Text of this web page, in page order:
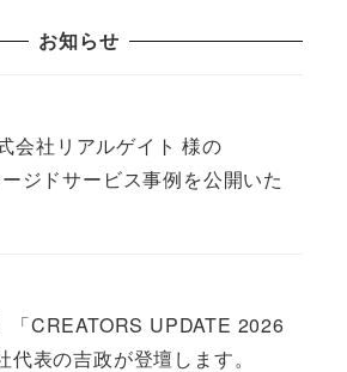
お知らせ
会社リアルゲイト 様の
ジドサービス事例を公開いた
「CREATORS UPDATE 2026
表の吉政が登壇します。